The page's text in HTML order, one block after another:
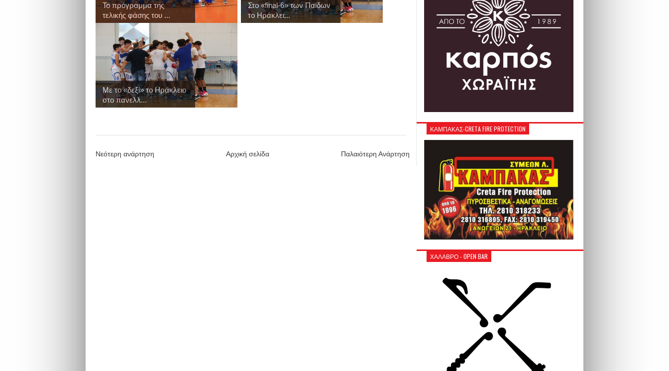
Το πρόγραμμα της
τελικής φάσης του ...
Στo «final-6» των Παίδων
το Ηράκλει...
Με το «δεξί» το Ηράκλειο
στο πανελλ...
Νεότερη ανάρτηση Παλαιότερη Ανάρτηση
Αρχική σελίδα
ΚΑΜΠΑΚΑΣ-CRETA FIRE PROTECTION
ΧΑΛΑΒΡΟ - OPEN BAR